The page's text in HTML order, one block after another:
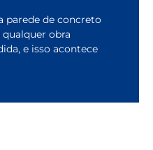
parede de concreto
obra
e isso acontece